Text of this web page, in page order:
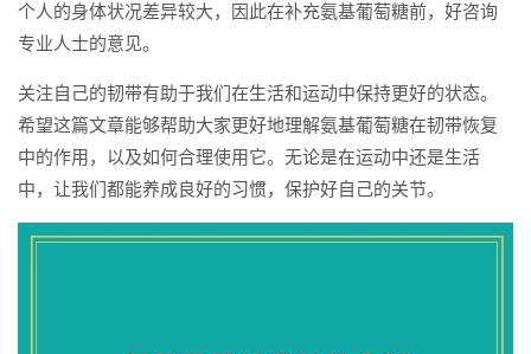
个人的身体状况差异较大，因此在补充氨基葡萄糖前，好咨询
专业人士的意见。
关注自己的韧带有助于我们在生活和运动中保持更好的状态。
希望这篇文章能够帮助大家更好地理解氨基葡萄糖在韧带恢复
中的作用，以及如何合理使用它。无论是在运动中还是生活
中，让我们都能养成良好的习惯，保护好自己的关节。